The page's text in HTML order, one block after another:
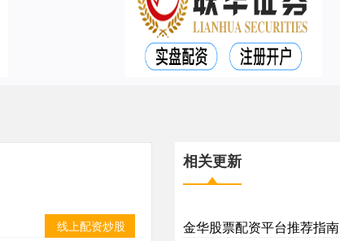
线上配资炒股
相关更新
金华股票配资平台推荐指南